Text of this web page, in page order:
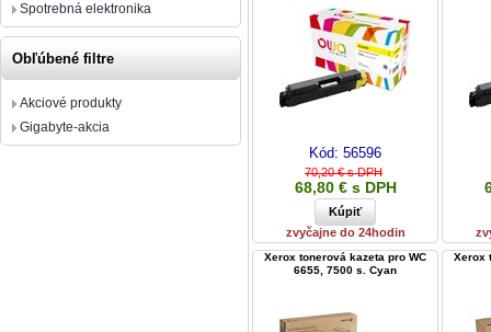
Spotrebná elektronika
Obľúbené filtre
Akciové produkty
Gigabyte-akcia
Kód: 56596
70,20 € s DPH
68,80 € s DPH
zvyčajne do 24hodin
Xerox tonerová kazeta pro WC
6655, 7500 s. Cyan
Xerox